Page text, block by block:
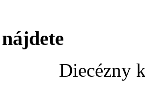
Diecézny